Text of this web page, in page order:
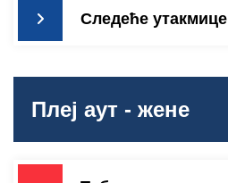
Следеће утакмице
Плеј аут - жене